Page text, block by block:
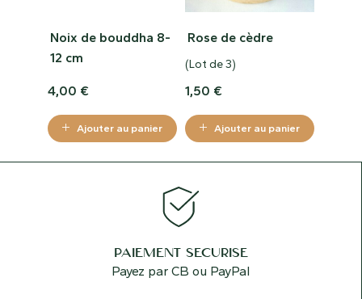
Ajouter au panier
Noix de bouddha 8-
12 cm
4,00 €
Ajouter au panier
Rose de cèdre
(Lot de 3)
1,50 €
PAIEMENT SÉCURISÉ
Payez par CB ou PayPal